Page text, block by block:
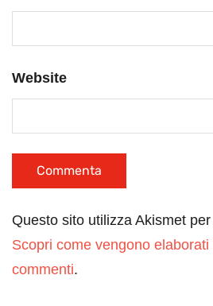
Website
Questo sito utilizza Akismet
Scopri come vengono
commenti.